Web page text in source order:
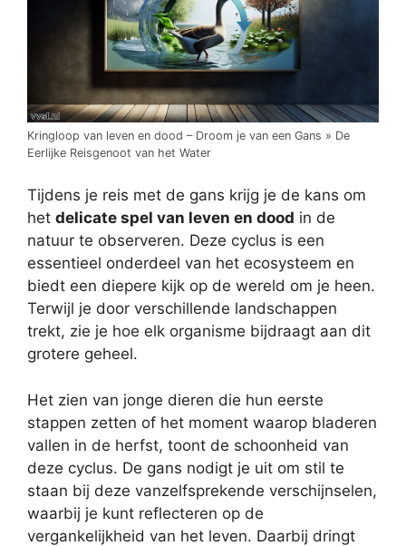
Kringloop van leven en dood – Droom je van een Gans » De
Eerlijke Reisgenoot van het Water
Tijdens je reis met de gans krijg je de kans om
het delicate spel van leven en dood in de
natuur te observeren. Deze cyclus is een
essentieel onderdeel van het ecosysteem en
biedt een diepere kijk op de wereld om je heen.
Terwijl je door verschillende landschappen
trekt, zie je hoe elk organisme bijdraagt aan dit
grotere geheel.
Het zien van jonge dieren die hun eerste
stappen zetten of het moment waarop bladeren
vallen in de herfst, toont de schoonheid van
deze cyclus. De gans nodigt je uit om stil te
staan bij deze vanzelfsprekende verschijnselen,
waarbij je kunt reflecteren op de
vergankelijkheid van het leven. Daarbij dringt